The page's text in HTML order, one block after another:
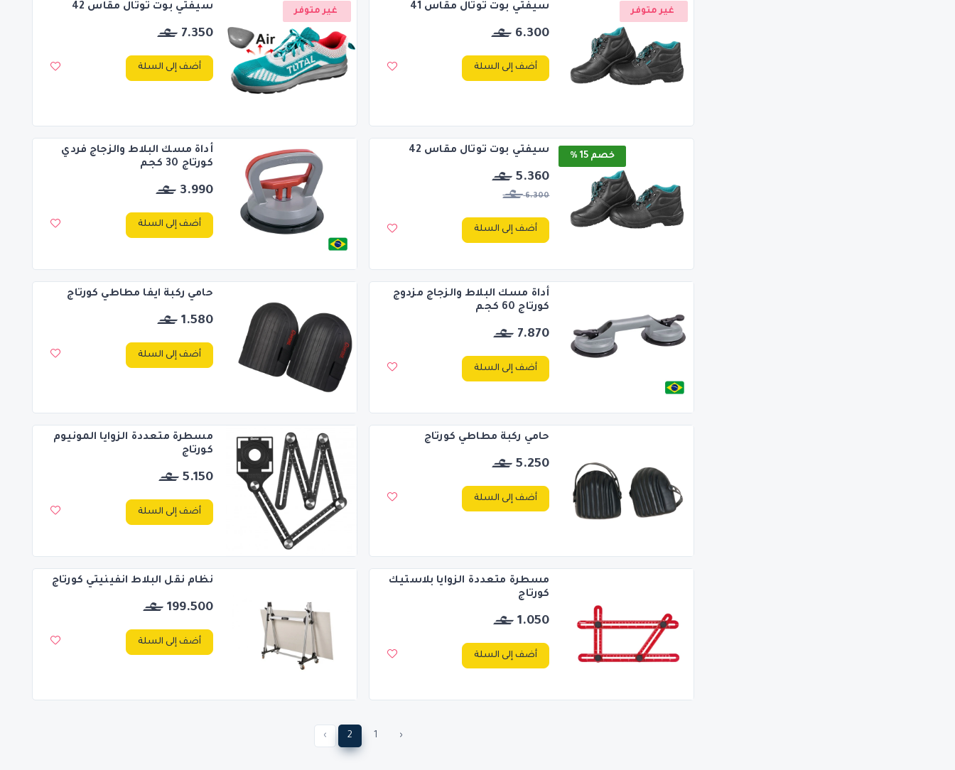
غير متوفر سيفتي بوت توتال مقاس 41
6.300
أضف إلى السلة
غير متوفر سيفتي بوت توتال مقاس 42
7.350
أضف إلى السلة
خصم 15 % سيفتي بوت توتال مقاس 42
5.360
6.300
أضف إلى السلة
أداة مسك البلاط والزجاج فردي
كورتاج 30 كجم
3.990
أضف إلى السلة
أداة مسك البلاط والزجاج مزدوج
كورتاج 60 كجم
7.870
أضف إلى السلة
حامي ركبة ايفا مطاطي كورتاج
1.580
أضف إلى السلة
حامي ركبة مطاطي كورتاج
5.250
أضف إلى السلة
مسطرة متعددة الزوايا المونيوم
كورتاج
5.150
أضف إلى السلة
مسطرة متعددة الزوايا بلاستيك
كورتاج
1.050
أضف إلى السلة
نظام نقل البلاط انفينيتي كورتاج
199.500
أضف إلى السلة
‹
1
2
›